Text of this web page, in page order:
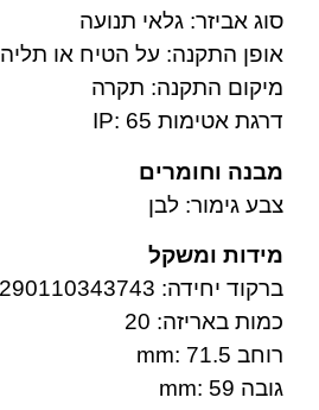
סוג אביזר: גלאי תנועה
אופן התקנה: על הטיח או תליה
מיקום התקנה: תקרה
דרגת אטימות IP: 65
מבנה וחומרים
צבע גימור: לבן
מידות ומשקל
ברקוד יחידה: 7290110343743
כמות באריזה: 20
רוחב mm: 71.5
גובה mm: 59